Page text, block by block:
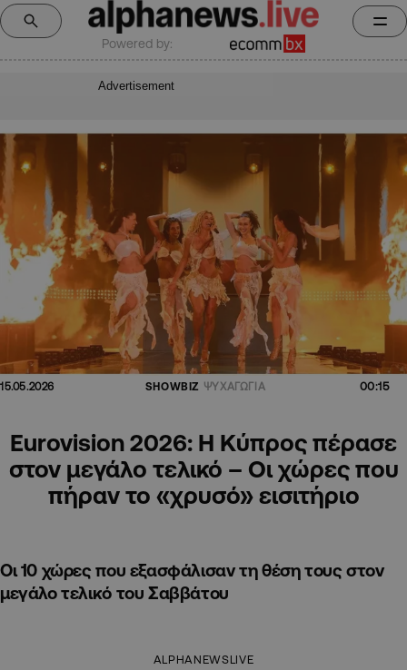
Powered by:
Advertisement
15.05.2026 SHOWBIZ ΨΥΧΑΓΩΓΙΑ 00:15
Eurovision 2026: Η Κύπρος πέρασε
στον μεγάλο τελικό – Οι χώρες που
πήραν το «χρυσό» εισιτήριο
Οι 10 χώρες που εξασφάλισαν τη θέση τους στον
μεγάλο τελικό του Σαββάτου
ALPHANEWSLIVE